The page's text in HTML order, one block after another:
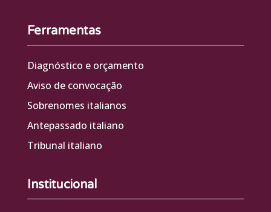
Ferramentas
Diagnóstico e orçamento
Aviso de convocação
Sobrenomes italianos
Antepassado italiano
Tribunal italiano
Institucional